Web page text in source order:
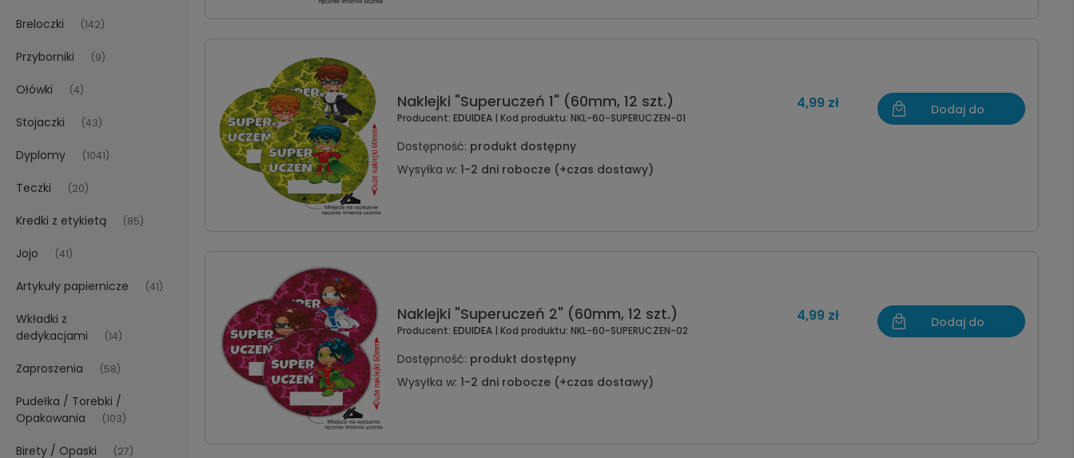
Breloczki (142)
Przyborniki (9)
Ołówki (4)
Stojaczki (43)
Dyplomy (1041)
Teczki (20)
Kredki z etykietą (85)
Jojo (41)
Artykuły papiernicze (41)
Wkładki z
dedykacjami
(14)
Zaproszenia (58)
Pudełka / Torebki /
Opakowania
(103)
Birety / Opaski (27)
Naklejki "Superuczeń 1" (60mm, 12 szt.)
Producent: EDUIDEA | Kod produktu: NKL-60-SUPERUCZEN-01
Dostępność: produkt dostępny
Wysyłka w: 1-2 dni robocze (+czas dostawy)
4,99 zł
Dodaj do
Naklejki "Superuczeń 2" (60mm, 12 szt.)
Producent: EDUIDEA | Kod produktu: NKL-60-SUPERUCZEN-02
Dostępność: produkt dostępny
Wysyłka w: 1-2 dni robocze (+czas dostawy)
4,99 zł
Dodaj do